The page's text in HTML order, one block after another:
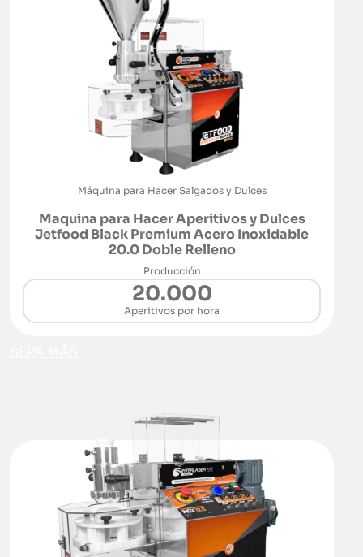
Máquina para Hacer Salgados y Dulces
Maquina para Hacer Aperitivos y Dulces
Jetfood Black Premium Acero Inoxidable
20.0 Doble Relleno
Producción
20.000
Aperitivos por hora